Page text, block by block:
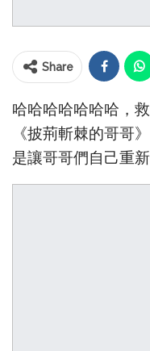
Share
哈哈哈哈哈哈哈，
《披荊斬棘的哥哥
是讓哥哥們自己重